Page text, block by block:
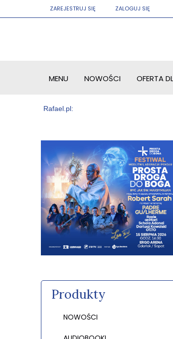
ZAREJESTRUJ SIĘ ZALOGUJ SIĘ
MENU NOWOŚCI OFERTA
Produkty
NOWOŚCI